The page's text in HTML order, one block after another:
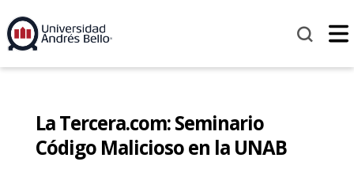
La Tercera.com: Seminario
Código Malicioso en la UNAB